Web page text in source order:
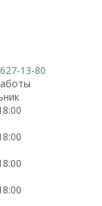
13-80